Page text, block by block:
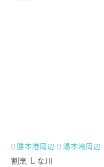
勝本港周辺 湯本湾周辺
割烹 しな川